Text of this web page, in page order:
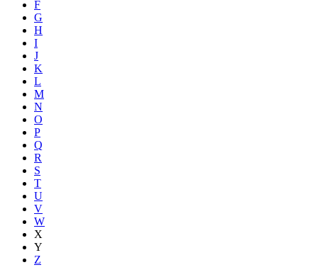
F
G
H
I
J
K
L
M
N
O
P
Q
R
S
T
U
V
W
X
Y
Z